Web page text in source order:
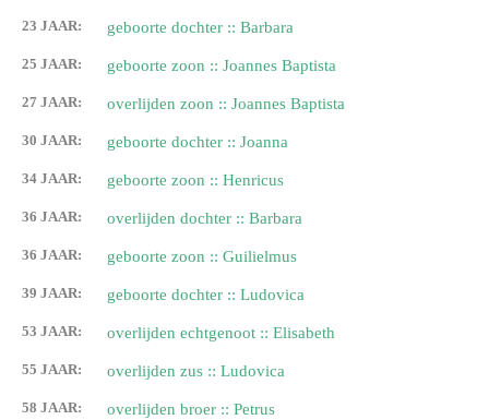
23 JAAR: geboorte dochter :: Barbara
25 JAAR: geboorte zoon :: Joannes Baptista
27 JAAR: overlijden zoon :: Joannes Baptista
30 JAAR: geboorte dochter :: Joanna
34 JAAR: geboorte zoon :: Henricus
36 JAAR: overlijden dochter :: Barbara
36 JAAR: geboorte zoon :: Guilielmus
39 JAAR: geboorte dochter :: Ludovica
53 JAAR: overlijden echtgenoot :: Elisabeth
55 JAAR: overlijden zus :: Ludovica
58 JAAR: overlijden broer :: Petrus